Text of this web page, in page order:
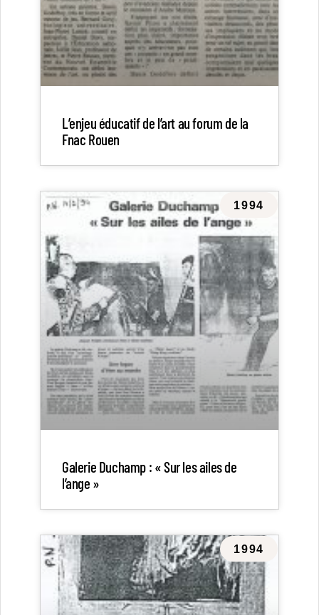
L’enjeu éducatif de l’art au forum de la
Fnac Rouen
1994
Galerie Duchamp : « Sur les ailes de
l’ange »
1994